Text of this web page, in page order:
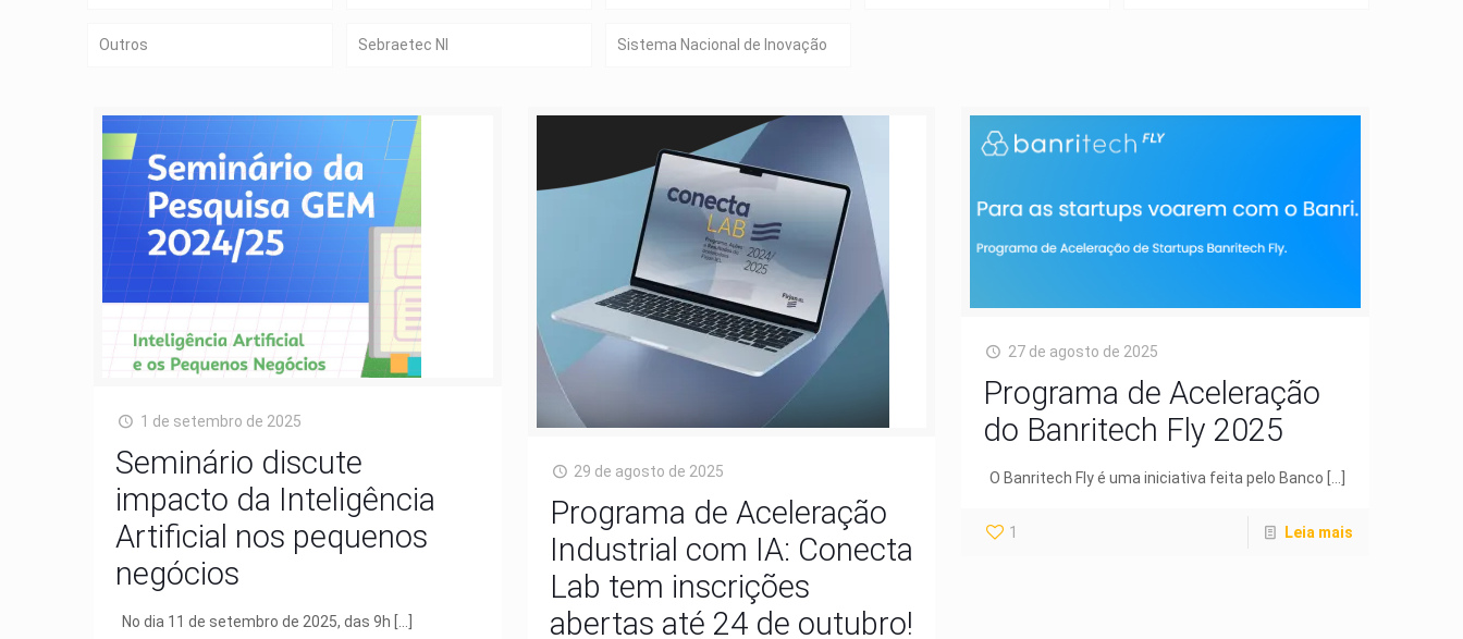
Outros Sebraetec NI Sistema Nacional de Inovação
1 de setembro de 2025
Seminário discute
impacto da Inteligência
Artificial nos pequenos
negócios
No dia 11 de setembro de 2025, das 9h
29 de agosto de 2025
Programa de Aceleração
Industrial com IA: Conecta
Lab tem inscrições
abertas até 24 de outubro!
27 de agosto de 2025
Programa de Aceleração
do Banritech Fly 2025
O Banritech Fly é uma iniciativa feita pelo Banco
1 Leia mais